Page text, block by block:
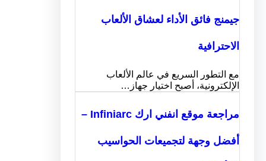
جيمنج فائق الأداء لعشاق الألعاب
الاحترافية
مع التطور السريع في عالم الألعاب
الإلكترونية، أصبح اختيار جهاز…
مراجعة موقع انفني ارك Infiniarc –
أفضل وجهة لتجميعات الحواسيب